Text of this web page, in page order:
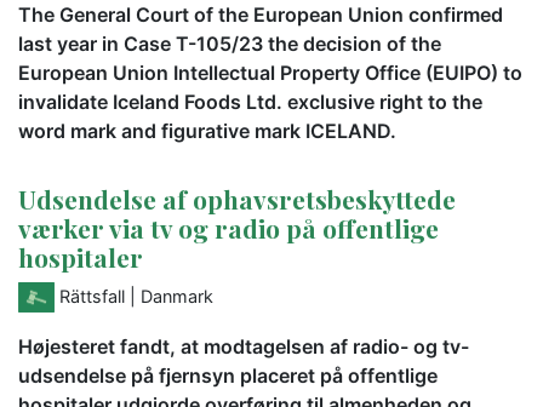
The General Court of the European Union confirmed
last year in Case T-105/23 the decision of the
European Union Intellectual Property Office (EUIPO) to
invalidate Iceland Foods Ltd. exclusive right to the
word mark and figurative mark ICELAND.
Udsendelse af ophavsretsbeskyttede
værker via tv og radio på offentlige
hospitaler
Rättsfall | Danmark
Højesteret fandt, at modtagelsen af radio- og tv-
udsendelse på fjernsyn placeret på offentlige